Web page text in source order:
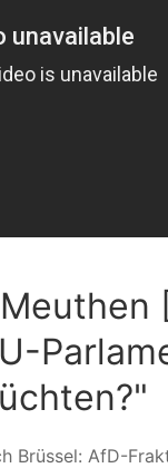
Brüssel: AfD-